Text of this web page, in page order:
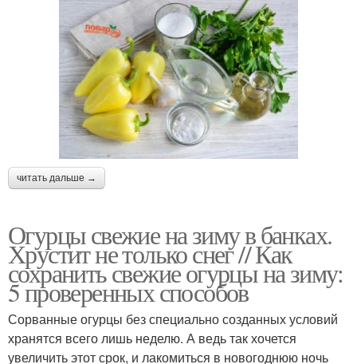
читать дальше →
Огурцы свежие на зиму в банках.
Хрустит не только снег // Как
сохранить свежие огурцы на зиму:
5 проверенных способов
Сорванные огурцы без специально созданных условий
хранятся всего лишь неделю. А ведь так хочется
увеличить этот срок, и лакомиться в новогоднюю ночь